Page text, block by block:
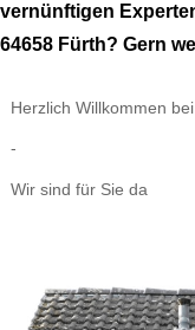
vernünftigen
64658 Fürth? Gern
Herzlich Willkommen
-
Wir sind für Sie da